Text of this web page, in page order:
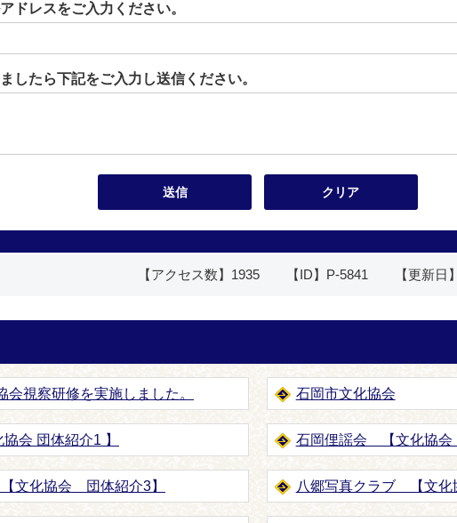
ドレスをご入力ください。
したら下記をご入力し送信ください。
【アクセス数】 1935 【ID】 P-5841 【更新日
視察研修を実施しました。 石岡市文化協会
会 団体紹介1 】 石岡俚謡会 【文化協
文化協会 団体紹介3】 八郷写真クラブ 【文